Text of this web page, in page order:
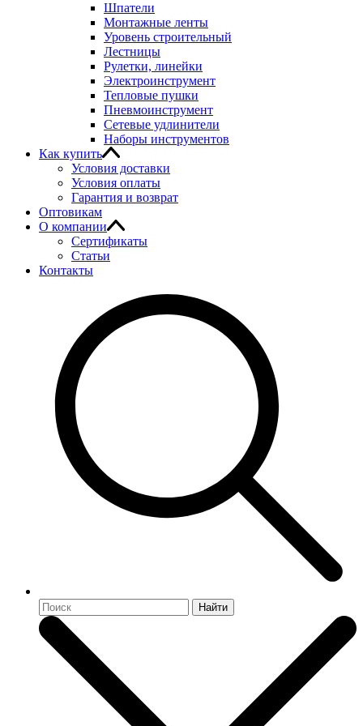
Шпатели
Монтажные ленты
Уровень строительный
Лестницы
Рулетки, линейки
Электроинструмент
Тепловые пушки
Пневмоинструмент
Сетевые удлинители
Наборы инструментов
Как купить
Условия доставки
Условия оплаты
Гарантия и возврат
Оптовикам
О компании
Сертификаты
Статьи
Контакты
Найти